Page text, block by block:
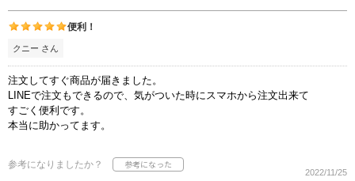
便利！
クニー さん
注文してすぐ商品が届きました。
LINEで注文もできるので、気がついた時にスマホから注文出来て
すごく便利です。
本当に助かってます。
参考になりましたか？
2022/11/25